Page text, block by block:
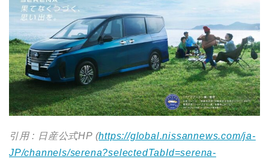
引用 : 日産公式HP (https://global.nissannews.com/ja-
JP/channels/serena?selectedTabId=serena-